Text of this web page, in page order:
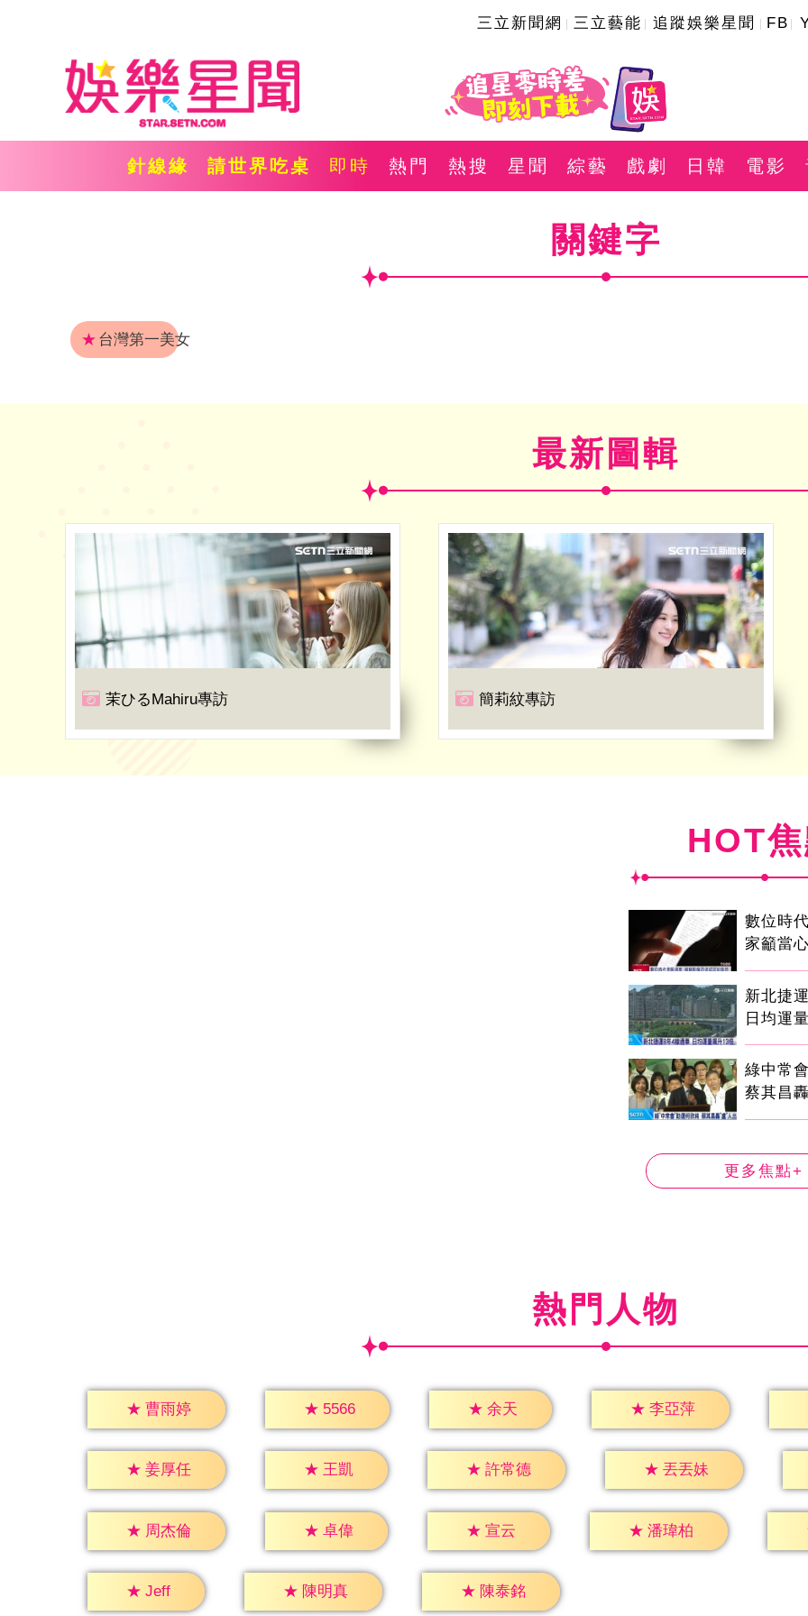
三立新聞網 三立藝能 追蹤娛樂星聞 FB
針線緣 請世界吃桌 即時 熱門 熱搜 星聞 綜藝 戲劇 日韓 電影
關鍵字
★ 台灣第一美女
最新圖輯
茉ひるMahiru專訪 簡莉紋專訪
HOT
數位時
家籲當
新北捷
日均運
綠中常
蔡其昌
更多焦點+
熱門人物
★ 曹雨婷 ★ 5566 ★ 余天 ★ 李亞萍
★ 姜厚任 ★ 王凱 ★ 許常德 ★ 丟丟妹
★ 周杰倫 ★ 卓偉 ★ 宣云 ★ 潘瑋柏
★ Jeff ★ 陳明真 ★ 陳泰銘